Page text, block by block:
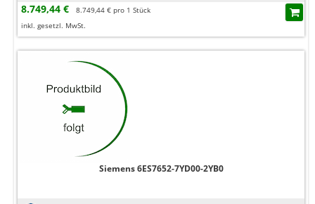
8.749,44 €
8.749,44 € pro 1 Stück
inkl. gesetzl. MwSt.
Siemens 6ES7652-7YD00-2YB0